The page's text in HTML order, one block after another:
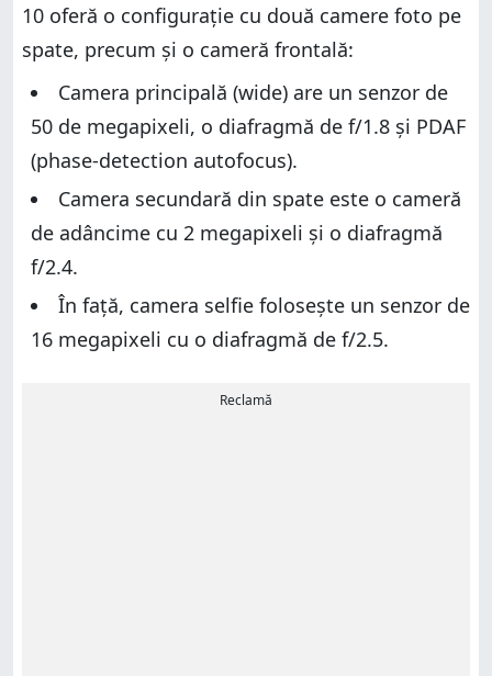
10 oferă o configurație cu două camere foto pe
spate, precum și o cameră frontală:
Camera principală (wide) are un senzor de
50 de megapixeli, o diafragmă de f/1.8 și PDAF
(phase-detection autofocus).
Camera secundară din spate este o cameră
de adâncime cu 2 megapixeli și o diafragmă
f/2.4.
În față, camera selfie folosește un senzor de
16 megapixeli cu o diafragmă de f/2.5.
Reclamă